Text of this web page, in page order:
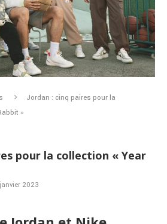
Jordan : cinq paires pour la
»
pour la collection « Year
2023